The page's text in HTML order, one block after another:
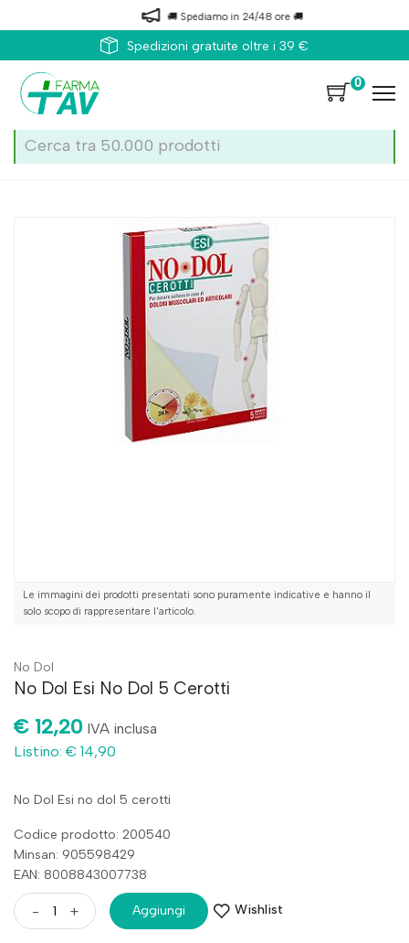
🚚 Spediamo in 24/48 ore 🚚
Spedizioni gratuite oltre i 39 €
0
No Dol Esi No Dol 5 Cerotti
Le immagini dei prodotti presentati sono puramente indicative e hanno il
solo scopo di rappresentare l'articolo.
No Dol
No Dol Esi No Dol 5 Cerotti
€ 12,20 IVA inclusa
Listino: € 14,90
No Dol Esi no dol 5 cerotti
Codice prodotto: 200540
Minsan: 905598429
EAN: 8008843007738
- + Aggiungi Wishlist